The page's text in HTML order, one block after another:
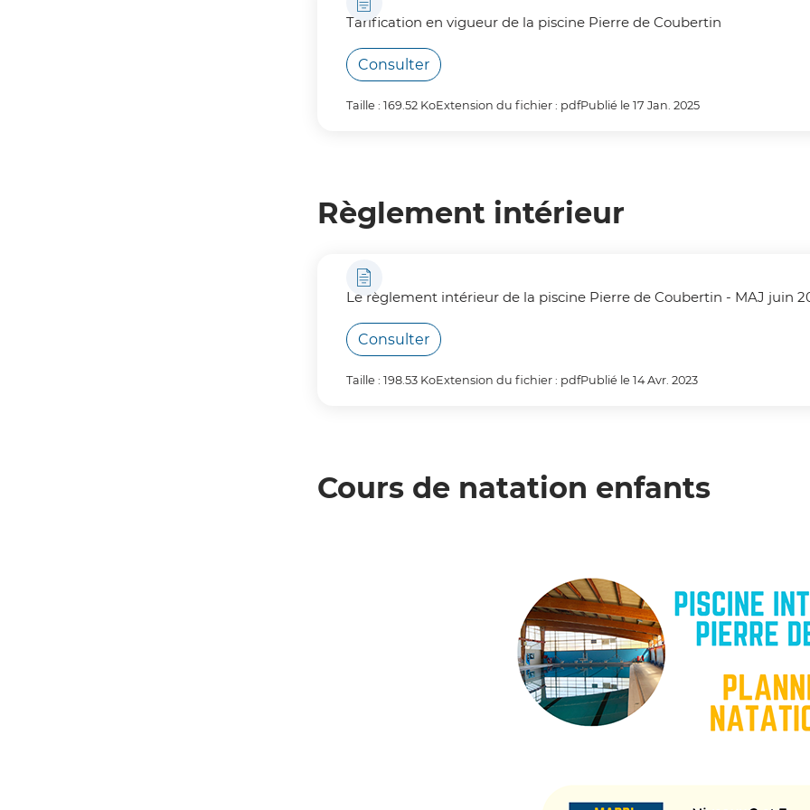
Tarification en vigueur de la piscine Pierre de Coubertin
Consulter
Taille : 169.52 KoExtension du fichier : pdfPublié le 17 Jan. 2025
Règlement intérieur
Le règlement intérieur de la piscine Pierre de Coubertin - MAJ juin
Consulter
Taille : 198.53 KoExtension du fichier : pdfPublié le 14 Avr. 2023
Cours de natation enfants